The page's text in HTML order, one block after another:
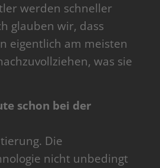
werden schneller
glauben wir, dass
eigentlich am meisten
was sie
schon bei der
Die
nicht unbedingt